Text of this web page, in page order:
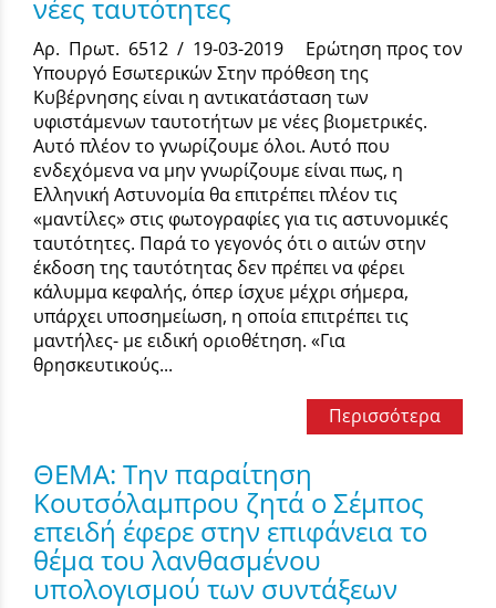
νέες ταυτότητες
Αρ. Πρωτ. 6512 / 19-03-2019 Ερώτηση προς τον
Υπουργό Εσωτερικών Στην πρόθεση της
Κυβέρνησης είναι η αντικατάσταση των
υφιστάμενων ταυτοτήτων με νέες βιομετρικές.
Αυτό πλέον το γνωρίζουμε όλοι. Αυτό που
ενδεχόμενα να μην γνωρίζουμε είναι πως, η
Ελληνική Αστυνομία θα επιτρέπει πλέον τις
«μαντίλες» στις φωτογραφίες για τις αστυνομικές
ταυτότητες. Παρά το γεγονός ότι ο αιτών στην
έκδοση της ταυτότητας δεν πρέπει να φέρει
κάλυμμα κεφαλής, όπερ ίσχυε μέχρι σήμερα,
υπάρχει υποσημείωση, η οποία επιτρέπει τις
μαντήλες- με ειδική οριοθέτηση. «Για
θρησκευτικούς...
Περισσότερα
ΘΕΜΑ: Την παραίτηση
Κουτσόλαμπρου ζητά ο Σέμπος
επειδή έφερε στην επιφάνεια το
θέμα του λανθασμένου
υπολογισμού των συντάξεων